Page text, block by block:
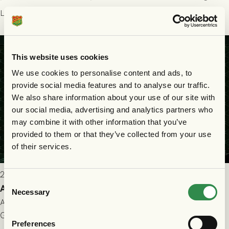
This website uses cookies
We use cookies to personalise content and ads, to
provide social media features and to analyse our traffic.
We also share information about your use of our site with
our social media, advertising and analytics partners who
may combine it with other information that you’ve
provided to them or that they’ve collected from your use
of their services.
Selection
Necessary
Preferences
ledarstaben har tagit ut följande trupp till matchen:
Läs mer
2026-07-25 9:00
Allt du behöver veta inför GAIS - Halmstads BK 26/7
All evenemangsinformation du kan behöva inför ditt besök på
Gamla Ullevi och matchen mellan GAIS och Halmstads BK i